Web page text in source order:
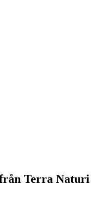
Terra Naturi